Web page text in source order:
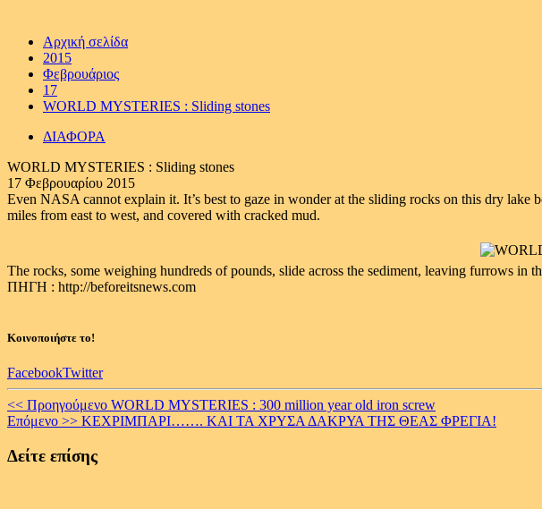
Αρχική σελίδα
2015
Φεβρουάριος
17
WORLD MYSTERIES : Sliding stones
ΔΙΑΦΟΡΑ
WORLD MYSTERIES : Sliding stones
17 Φεβρουαρίου 2015
Even NASA cannot explain it. It’s best to gaze in wonder at the sliding rocks on this dry
miles from east to west, and covered with cracked mud.
The rocks, some weighing hundreds of pounds, slide across the sediment, leaving furrows in
ΠΗΓΗ : http://beforeitsnews.com
Κοινοποιήστε το!
FacebookTwitter
Continue
Reading
<< Προηγούμενο WORLD MYSTERIES : 300 million year old iron screw
Επόμενο >> ΚΕΧΡΙΜΠΑΡΙ……. ΚΑΙ ΤΑ ΧΡΥΣΑ ΔΑΚΡΥΑ ΤΗΣ ΘΕΑΣ ΦΡΕΓΙΑ!
Δείτε επίσης